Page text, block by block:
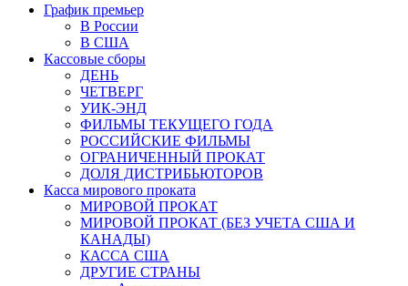
График премьер
В России
В США
Кассовые сборы
ДЕНЬ
ЧЕТВЕРГ
УИК-ЭНД
ФИЛЬМЫ ТЕКУЩЕГО ГОДА
РОССИЙСКИЕ ФИЛЬМЫ
ОГРАНИЧЕННЫЙ ПРОКАТ
ДОЛЯ ДИСТРИБЬЮТОРОВ
Касса мирового проката
МИРОВОЙ ПРОКАТ
МИРОВОЙ ПРОКАТ (БЕЗ УЧЕТА США И
КАНАДЫ)
КАССА США
ДРУГИЕ СТРАНЫ